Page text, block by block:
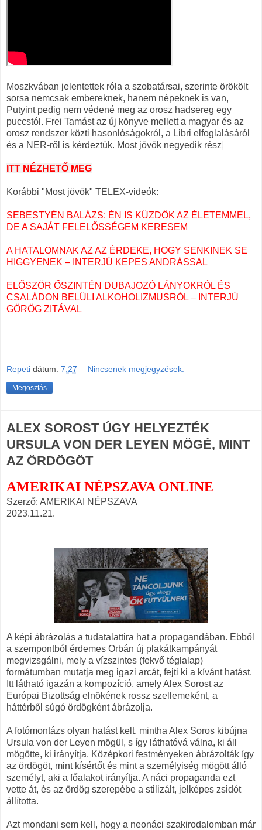
Moszkvában jelentettek róla a szobatársai, szerinte örökölt
sorsa nemcsak embereknek, hanem népeknek is van,
Putyint pedig nem védené meg az orosz hadsereg egy
puccstól. Frei Tamást az új könyve mellett a magyar és az
orosz rendszer közti hasonlóságokról, a Libri elfoglalásáról
és a NER-ről is kérdeztük. Most jövök negyedik rész
ITT NÉZHETŐ MEG
Korábbi "Most jövök" TELEX-videók:
SEBESTYÉN BALÁZS: ÉN IS KÜZDÖK AZ ÉLETEMMEL,
DE A SAJÁT FELELŐSSÉGEM KERESEM
A HATALOMNAK AZ AZ ÉRDEKE, HOGY SENKINEK SE
HIGGYENEK – INTERJÚ KEPES ANDRÁSSAL
ELŐSZÖR ŐSZINTÉN DUBAJOZÓ LÁNYOKRÓL ÉS
CSALÁDON BELÜLI ALKOHOLIZMUSRÓL – INTERJÚ
GÖRÖG ZITÁVAL
Repeti dátum: 7:27 Nincsenek megjegyzések:
Megosztás
ALEX SOROST ÚGY HELYEZTÉK
URSULA VON DER LEYEN MÖGÉ, MINT
AZ ÖRDÖGÖT
AMERIKAI NÉPSZAVA ONLINE
Szerző: AMERIKAI NÉPSZAVA
2023.11.21.
A képi ábrázolás a tudatalattira hat a propagandában. Ebből
a szempontból érdemes Orbán új plakátkampányát
megvizsgálni, mely a vízszintes (fekvő téglalap)
formátumban mutatja meg igazi arcát, fejti ki a kívánt hatást.
Itt látható igazán a kompozíció, amely Alex Sorost az
Európai Bizottság elnökének rossz szellemeként, a
háttérből súgó ördögként ábrázolja.
A fotómontázs olyan hatást kelt, mintha Alex Soros kibújna
Ursula von der Leyen mögül, s így láthatóvá válna, ki áll
mögötte, ki irányítja. Középkori festményeken ábrázolták így
az ördögöt, mint kísértőt és mint a személyiség mögött álló
személyt, aki a főalakot irányítja. A náci propaganda ezt
vette át, és az ördög szerepébe a stilizált, jelképes zsidót
állította.
Azt mondani sem kell, hogy a neonáci szakirodalomban már